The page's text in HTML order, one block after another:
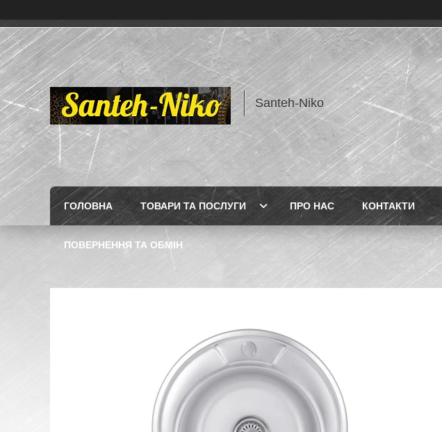
Santeh-Niko
ГОЛОВНА ТОВАРИ ТА ПОСЛУГИ ПРО НАС КОНТАКТИ
ПОВЕРНЕННЯ ТА ОБМІН